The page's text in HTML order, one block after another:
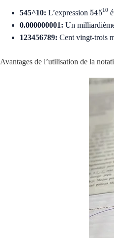
545^10: L’expression 54510
0.000000001: Un
123456789: Cent vingt-trois
Avantages de l’utilisation de la